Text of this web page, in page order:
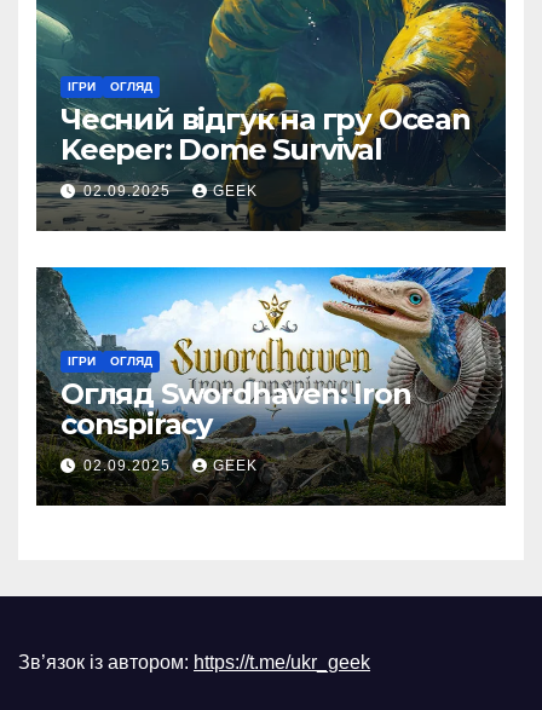
ІГРИ ОГЛЯД
Чесний відгук на гру Ocean
Keeper: Dome Survival
02.09.2025 GEEK
ІГРИ ОГЛЯД
Огляд Swordhaven: Iron
conspiracy
02.09.2025 GEEK
Зв’язок із автором: https://t.me/ukr_geek